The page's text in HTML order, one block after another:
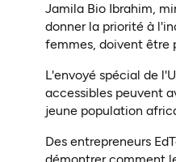
Jamila Bio Ibrahim,
donner la priorité à
femmes, doivent être
L'envoyé spécial de
accessibles peuvent
jeune population
Des entrepreneurs